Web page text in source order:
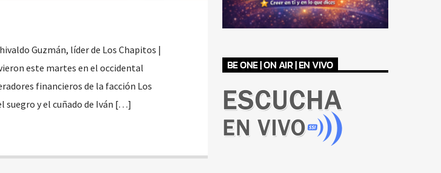
Guzmán, líder de Los Chapitos |
este martes en el occidental
financieros de la facción Los
suegro y el cuñado de Iván […]
BE ONE | ON AIR | EN VIVO